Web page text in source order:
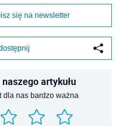
się na newsletter
artykułu
dla nas bardzo ważna